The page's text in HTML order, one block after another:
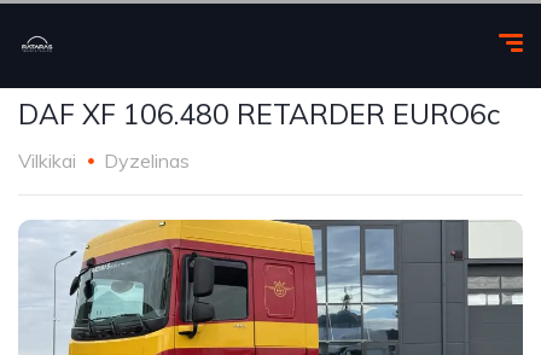
DAF XF 106.480 RETARDER EURO6c
Vilkikai Dyzelinas